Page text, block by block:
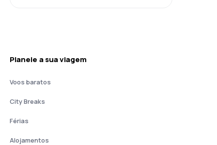
Planeie a sua viagem
Voos baratos
City Breaks
Férias
Alojamentos